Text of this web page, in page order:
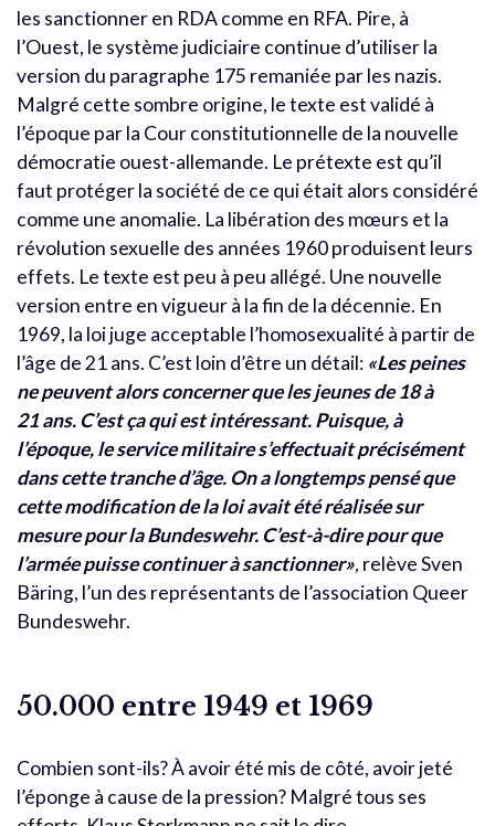
les sanctionner en RDA comme en RFA. Pire, à
l’Ouest, le système judiciaire continue d’utiliser la
version du paragraphe 175 remaniée par les nazis.
Malgré cette sombre origine, le texte est validé à
l’époque par la Cour constitutionnelle de la nouvelle
démocratie ouest-allemande. Le prétexte est qu’il
faut protéger la société de ce qui était alors considéré
comme une anomalie. La libération des mœurs et la
révolution sexuelle des années 1960 produisent leurs
effets. Le texte est peu à peu allégé. Une nouvelle
version entre en vigueur à la fin de la décennie. En
1969, la loi juge acceptable l’homosexualité à partir de
l’âge de 21 ans. C’est loin d’être un détail: «Les peines
ne peuvent alors concerner que les jeunes de 18 à
21 ans. C’est ça qui est intéressant. Puisque, à
l’époque, le service militaire s’effectuait précisément
dans cette tranche d’âge. On a longtemps pensé que
cette modification de la loi avait été réalisée sur
mesure pour la Bundeswehr. C’est-à-dire pour que
l’armée puisse continuer à sanctionner»,relève Sven
Bäring, l’un des représentants de l’association Queer
Bundeswehr.
50.000 entre 1949 et 1969
Combien sont-ils? À avoir été mis de côté, avoir jeté
l’éponge à cause de la pression? Malgré tous ses